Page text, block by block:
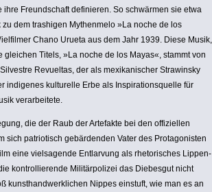
ihre Freund­schaft defi­nieren. So schwärmen sie etwa
dem trashigen Mythen­melo »La noche de los
Chano Urueta aus dem Jahr 1939. Diese Musik,
gleichen Titels, »La noche de los Mayas«, stammt von
Revueltas, der als mexi­ka­ni­scher Stra­winsky
indigenes kultu­relle Erbe als Inspi­ra­ti­ons­quelle für
verar­bei­tete.
die der Raub der Artefakte bei den offi­zi­ellen
sich patrio­tisch gebär­denden Vater des Prot­ago­nisten
eine viel­sa­gende Entlar­vung als rheto­ri­sches Lippen­
kontrol­lie­rende Mili­tär­po­lizei das Diebesgut nicht
kunst­hand­werk­li­chen Nippes einstuft, wie man es an